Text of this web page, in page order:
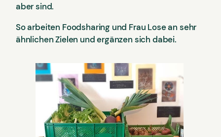
aber sind.
So arbeiten Foodsharing und Frau Lose an sehr
ähnlichen Zielen und ergänzen sich dabei.